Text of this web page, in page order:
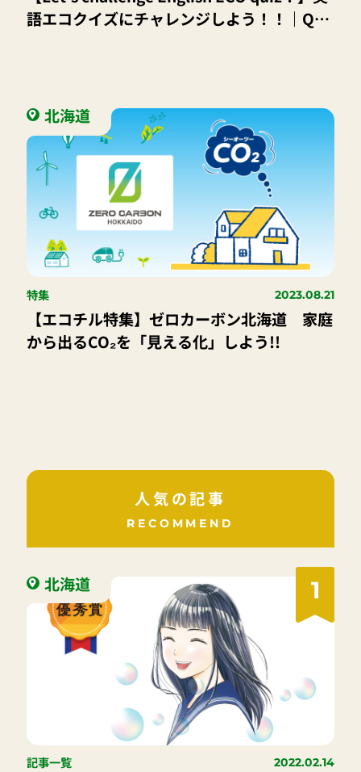
語エコクイズにチャレンジしよう！！｜Q．
北海道
特集 2023.08.21
【エコチル特集】ゼロカーボン北海道 家庭
から出るCO₂を「見える化」しよう!!
人気の記事
RECOMMEND
1
北海道
記事一覧 2022.02.14